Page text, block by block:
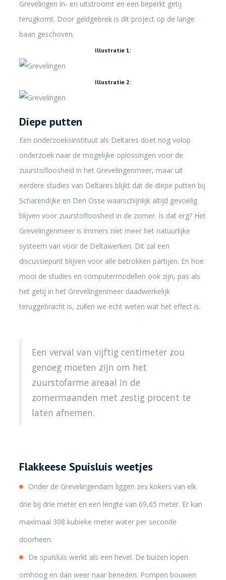
Grevelingen in- en uitstroomt en een beperkt getij
terugkomt. Door geldgebrek is dit project op de lange
baan geschoven.
Illustratie 1:
Illustratie 2:
Diepe putten
Een onderzoeksinstituut als Deltares doet nog volop
onderzoek naar de mogelijke oplossingen voor de
zuurstofloosheid in het Grevelingenmeer, maar uit
eerdere studies van Deltares blijkt dat de diepe putten bij
Scharendijke en Den Osse waarschijnlijk altijd gevoelig
blijven voor zuurstofloosheid in de zomer. Is dat erg? Het
Grevelingenmeer is immers niet meer het natuurlijke
systeem van voor de Deltawerken. Dit zal een
discussiepunt blijven voor alle betrokken partijen. En hoe
mooi de studies en computermodellen ook zijn, pas als
het getij in het Grevelingenmeer daadwerkelijk
teruggebracht is, zullen we echt weten wat het effect is.
Een verval van vijftig centimeter zou
genoeg moeten zijn om het
zuurstofarme areaal in de
zomermaanden met zestig procent te
laten afnemen.
Flakkeese Spuisluis weetjes
Onder de Grevelingendam liggen zes kokers van elk
drie bij drie meter en een lengte van 69,65 meter. Er kan
maximaal 308 kubieke meter water per seconde
doorheen.
De spuisluis werkt als een hevel. De buizen lopen
omhoog en dan weer naar beneden. Pompen bouwen